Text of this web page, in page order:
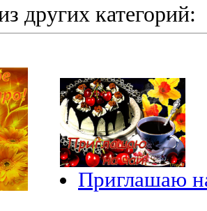
других категорий:
Приглашаю